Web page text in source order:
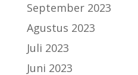
September 2023
Agustus 2023
Juli 2023
Juni 2023